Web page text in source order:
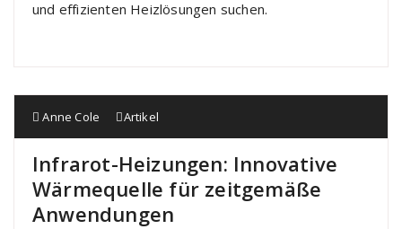
und effizienten Heizlösungen suchen.
Anne Cole Artikel
Infrarot-Heizungen: Innovative
Wärmequelle für zeitgemäße
Anwendungen